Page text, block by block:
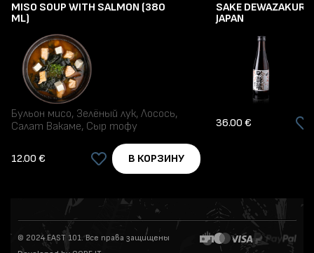
MISO SOUP WITH SALMON (380
ML)
Бульон мисо, Зелёный лук, Лосось,
Салат Вакаме, Сыр тофу
12.00 € В КОРЗИНУ
SAKE
JAPAN
36.00 €
© 2024 EAST 101. Все права защищены